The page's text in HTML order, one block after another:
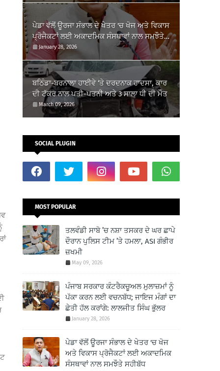
ਪੇਡਾ ਵੱਲੋਂ ਊਰਜਾ ਸੰਭਾਲ ਦੇ ਖੇਤਰ 'ਚ ਖੋਜ ਅਤੇ ਵਿਕਾਸ
ਪ੍ਰੋਜੈਕਟਾਂ ਲਈ ਅਕਾਦਮਿਕ ਸੰਸਥਾਵਾਂ ਨਾਲ ਸਮਝੌਤੇ
ਸਹੀਬੱਧ
January 28, 2026
ਬਠਿੰਡਾ-ਬਰਨਾਲਾ ਹਾਈਵੇ ‘ਤੇ ਦਰਦਨਾਕ ਹਾਦਸਾ, ਕਾਰ
ਦੀ ਟੱਕਰ ਨਾਲ ਪਤੀ-ਪਤਨੀ ਅਤੇ 3 ਸਾਲਾ ਧੀ ਦੀ ਮੌਤ
March 09, 2026
SOCIAL PLUGIN
MOST POPULAR
ਤਲਵੰਡੀ ਸਾਬੋ ’ਚ ਨਸ਼ਾ ਤਸਕਰ ਦੇ ਘਰ ਛਾਪੇ
ਦੌਰਾਨ ਪੁਲਿਸ ਟੀਮ ’ਤੇ ਹਮਲਾ, ASI ਗੰਭੀਰ
ਜ਼ਖਮੀ
May 09, 2026
ਪੰਜਾਬ ਸਰਕਾਰ ਕੰਟਰੈਕਚੂਅਲ ਮੁਲਾਜ਼ਮਾਂ ਨੂੰ
ਪੱਕਾ ਕਰਨ ਲਈ ਵਚਨਬੱਧ; ਜਾਇਜ ਮੰਗਾਂ ਦਾ
ਛੇਤੀ ਹੱਲ ਕਰਾਂਗੇ: ਲਾਲਜੀਤ ਸਿੰਘ ਭੁੱਲਰ
January 28, 2026
ਪੇਡਾ ਵੱਲੋਂ ਊਰਜਾ ਸੰਭਾਲ ਦੇ ਖੇਤਰ 'ਚ ਖੋਜ
ਅਤੇ ਵਿਕਾਸ ਪ੍ਰੋਜੈਕਟਾਂ ਲਈ ਅਕਾਦਮਿਕ
ਸੰਸਥਾਵਾਂ ਨਾਲ ਸਮਝੌਤੇ ਸਹੀਬੱਧ